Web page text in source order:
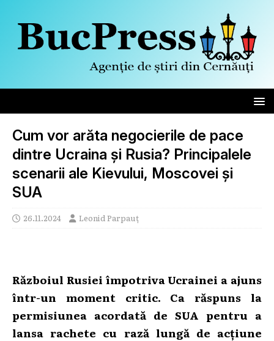
Cum vor arăta negocierile de pace
dintre Ucraina și Rusia? Principalele
scenarii ale Kievului, Moscovei și
SUA
26.11.2024 Leonid Parpauț
Războiul Rusiei împotriva Ucrainei a ajuns
într-un moment critic. Ca răspuns la
permisiunea acordată de SUA pentru a
lansa rachete cu rază lungă de acțiune